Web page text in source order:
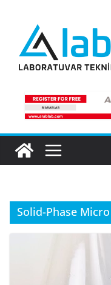
content
Solid-Phase